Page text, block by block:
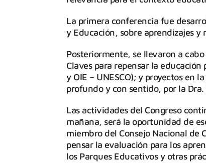
La primera conferencia fue
y Educación, sobre aprendizajes y
Posteriormente, se llevaron a
Claves para repensar la
y OIE – UNESCO); y proyectos en
profundo y con sentido, por la Dra.
Las actividades del Congreso
mañana, será la oportunidad de
miembro del Consejo Nacional de
pensar la evaluación para los
los Parques Educativos y otras